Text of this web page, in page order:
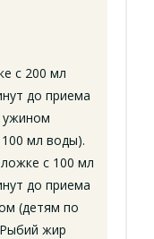
с 200 мл
до приема
ужином
мл воды).
с 100 мл
до приема
(детям по
жир